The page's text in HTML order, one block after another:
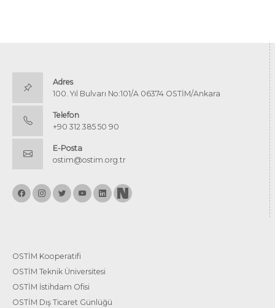
Adres
100. Yıl Bulvarı No:101/A 06374 OSTİM/Ankara
Telefon
+90 312 385 50 90
E-Posta
ostim@ostim.org.tr
OSTİM Kooperatifi
OSTİM Teknik Üniversitesi
OSTİM İstihdam Ofisi
OSTİM Dış Ticaret Günlüğü